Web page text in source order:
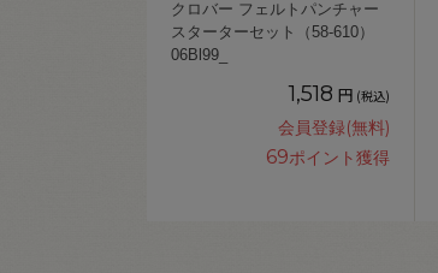
クロバー フェルトパンチャー
スターターセット（58-610）
06Bl99_
1,518 円 (税込)
会員登録(無料)
69ポイント獲得